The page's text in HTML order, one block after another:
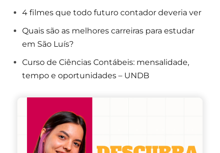
4 filmes que todo futuro contador deveria ver
Quais são as melhores carreiras para estudar
em São Luís?
Curso de Ciências Contábeis: mensalidade,
tempo e oportunidades – UNDB